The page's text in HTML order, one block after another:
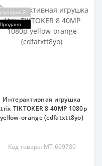
Продано
Интерактивная игрушка
TIKTOKER 8 40MP 1080p
yellow-orange (cdfatxtt8yo)
Код товара: MT-669780